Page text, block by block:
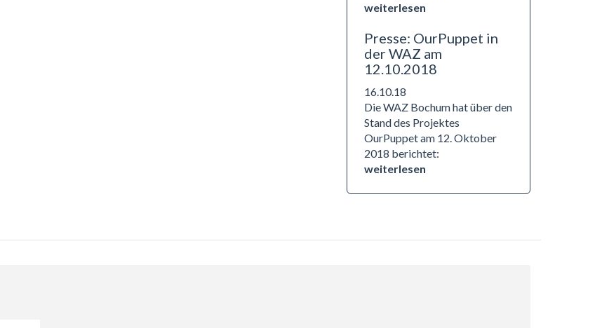
weiterlesen
Presse: OurPuppet in
der WAZ am
12.10.2018
16.10.18
Die WAZ Bochum hat über den
Stand des Projektes
OurPuppet am 12. Oktober
2018 berichtet:
weiterlesen